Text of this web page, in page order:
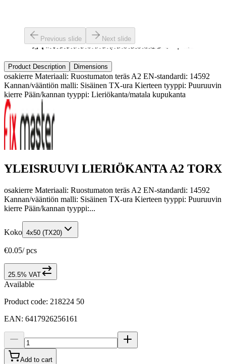
Previous slide Next slide
Product Description Dimensions
osakierre Materiaali: Ruostumaton teräs A2 EN-standardi: 14592
Kannan/vääntiön malli: Sisäinen TX-ura Kierteen tyyppi: Puuruuvin
kierre Pään/kannan tyyppi: Lieriökanta/matala kupukanta
YLEISRUUVI LIERIÖKANTA A2 TORX
osakierre Materiaali: Ruostumaton teräs A2 EN-standardi: 14592
Kannan/vääntiön malli: Sisäinen TX-ura Kierteen tyyppi: Puuruuvin
kierre Pään/kannan tyyppi:...
Koko 4x50 (TX20)
€0.05/ pcs
25.5% VAT
Available
Product code: 218224 50
EAN: 6417926256161
Add to cart